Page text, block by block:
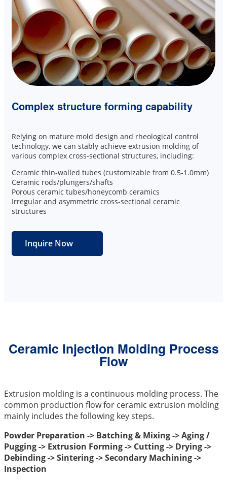
Complex structure forming capability
Relying on mature mold design and rheological control
technology, we can stably achieve extrusion molding of
various complex cross-sectional structures, including:
Ceramic thin-walled tubes (customizable from 0.5-1.0mm)
Ceramic rods/plungers/shafts
Porous ceramic tubes/honeycomb ceramics
Irregular and asymmetric cross-sectional ceramic
structures
Inquire Now
Ceramic Injection Molding Process
Flow
Extrusion molding is a continuous molding process. The
common production flow for ceramic extrusion molding
mainly includes the following key steps.
Powder Preparation -> Batching & Mixing -> Aging /
Pugging -> Extrusion Forming -> Cutting -> Drying ->
Debinding -> Sintering -> Secondary Machining ->
Inspection